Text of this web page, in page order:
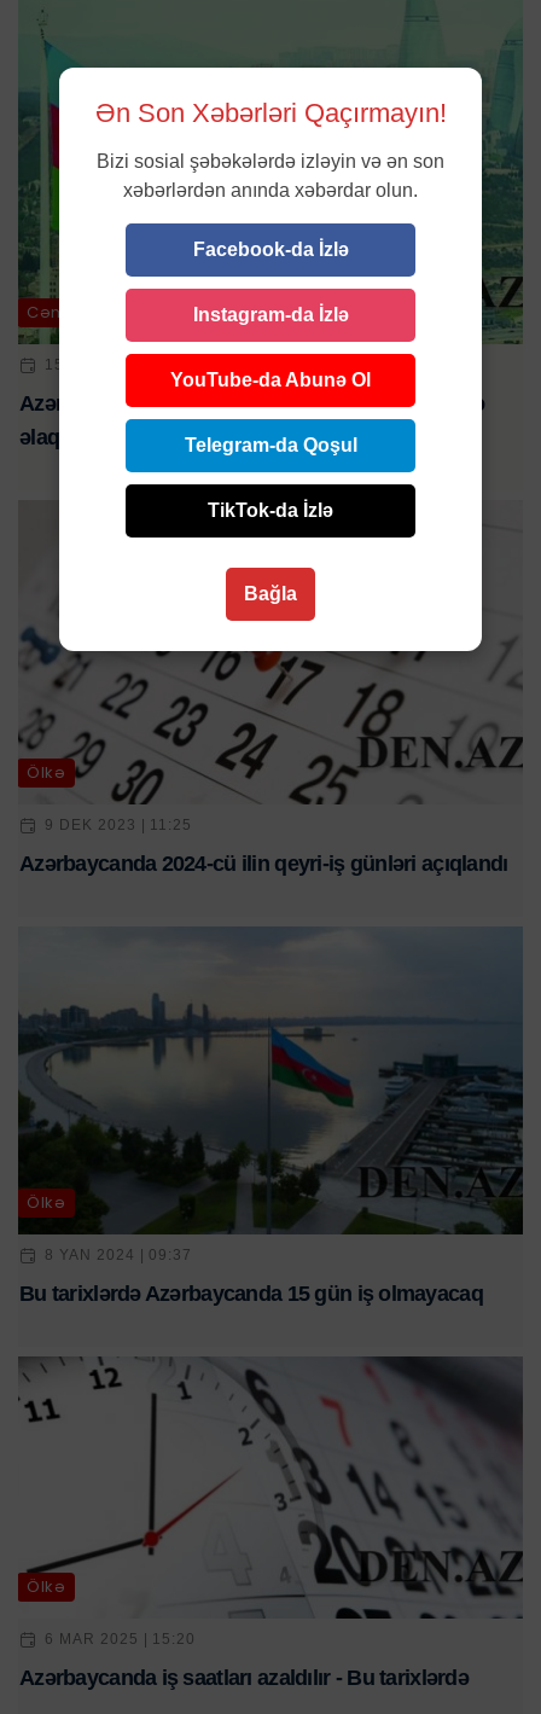
Cəmiyyət
15 FEV 2025 | 12:18
Azərbaycanda Novruz və Ramazan bayramları ilə
əlaqədar tətil günlərinin sayı artırılıb
Ölkə
9 DEK 2023 | 11:25
Azərbaycanda 2024-cü ilin qeyri-iş günləri açıqlandı
Ölkə
8 YAN 2024 | 09:37
Bu tarixlərdə Azərbaycanda 15 gün iş olmayacaq
Ölkə
6 MAR 2025 | 15:20
Azərbaycanda iş saatları azaldılır - Bu tarixlərdə
Ən Son Xəbərləri Qaçırmayın!
Bizi sosial şəbəkələrdə izləyin və ən son
xəbərlərdən anında xəbərdar olun.
Facebook-da İzlə
Instagram-da İzlə
YouTube-da Abunə Ol
Telegram-da Qoşul
TikTok-da İzlə
Bağla